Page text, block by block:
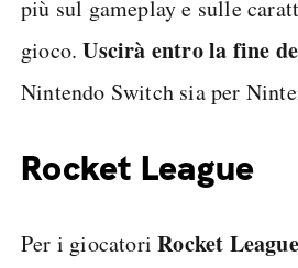
più sul gameplay e sulle
gioco.Uscirà entro la fine
Nintendo Switch sia per
Rocket League
Per i giocatoriRocket League